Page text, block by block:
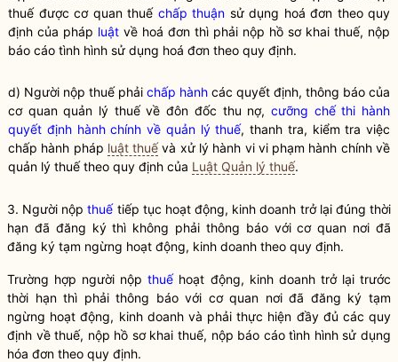
thuếđược cơ quan thuế chấp thuận sử dụng hoá đơn theo quy
định của pháp luật về hoá đơn thì phải nộp hồ sơ khai thuế, nộp
báo cáo tình hình sử dụng hoá đơn theo quy định.
d) Người nộp thuế phải chấp hành các quyết định, thông báo của
cơ quan quản lý thuế về đôn đốc thu nợ, cưỡng chế thi hành
quyết định hành chính về quản lý thuế, thanh tra, kiểm tra việc
chấp hành pháp luật thuếvà xử lý hành vi vi phạm hành chính về
quản lý thuế theo quy định của Luật Quản lý thuế.
3. Người nộpthuếtiếp tục hoạt động, kinh doanh trở lại đúng thời
hạn đã đăng ký thì không phải thông báo với cơ quan nơi đã
đăng ký tạm ngừng hoạt động, kinh doanh theo quy định.
Trường hợp người nộpthuếhoạt động, kinh doanh trở lại trước
thời hạn thì phải thông báo với cơ quan nơi đã đăng ký tạm
ngừng hoạt động, kinh doanh và phải thực hiện đầy đủ các quy
định vềthuế, nộp hồ sơ khaithuế, nộp báo cáo tình hình sử dụng
hóa đơn theo quy định.